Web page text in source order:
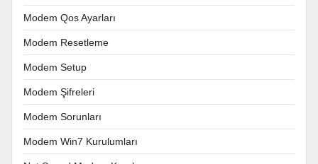
Modem Qos Ayarları
Modem Resetleme
Modem Setup
Modem Şifreleri
Modem Sorunları
Modem Win7 Kurulumları